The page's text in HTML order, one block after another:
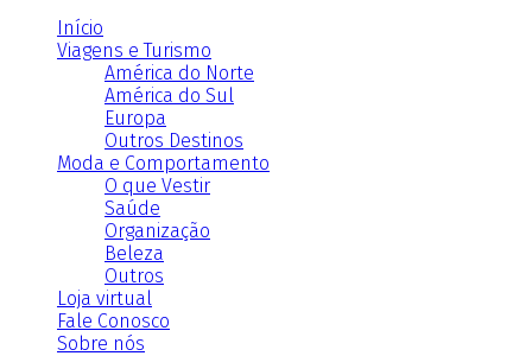
Início
Viagens e Turismo
América do Norte
América do Sul
Europa
Outros Destinos
Moda e Comportamento
O que Vestir
Saúde
Organização
Beleza
Outros
Loja virtual
Fale Conosco
Sobre nós